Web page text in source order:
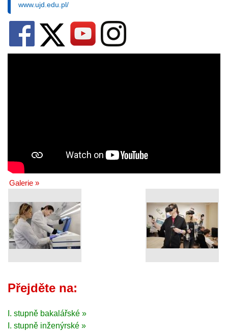
www.ujd.edu.pl/
Galerie »
Přejděte na:
I. stupně bakalářské »
I. stupně inženýrské »